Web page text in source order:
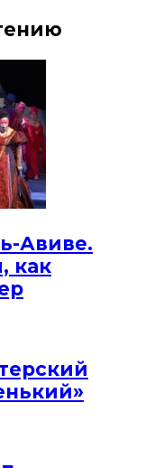
Авиве.
как